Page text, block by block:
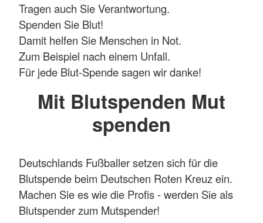
Tragen auch Sie Verantwortung.
Spenden Sie Blut!
Damit helfen Sie Menschen in Not.
Zum Beispiel nach einem Unfall.
Für jede Blut-Spende sagen wir danke!
Mit Blutspenden Mut
spenden
Deutschlands Fußballer setzen sich für die
Blutspende beim Deutschen Roten Kreuz ein.
Machen Sie es wie die Profis - werden Sie als
Blutspender zum Mutspender!